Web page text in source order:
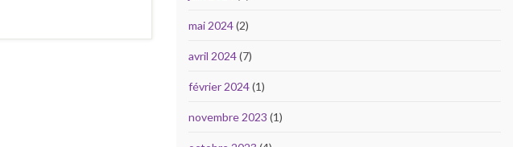
mai 2024(2)
avril 2024(7)
février 2024(1)
novembre 2023 (1)